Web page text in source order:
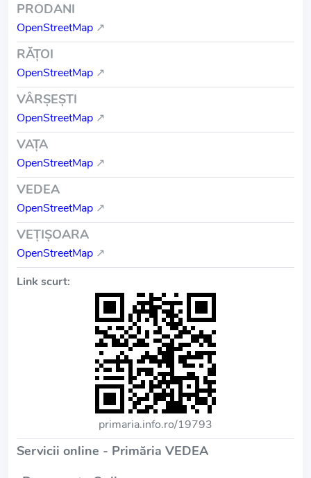
PRODANI
OpenStreetMap ↗
RĂŢOI
OpenStreetMap ↗
VÂRŞEŞTI
OpenStreetMap ↗
VAŢA
OpenStreetMap ↗
VEDEA
OpenStreetMap ↗
VEŢIŞOARA
OpenStreetMap ↗
Link scurt:
primaria.info.ro/19793
Servicii online - Primăria VEDEA